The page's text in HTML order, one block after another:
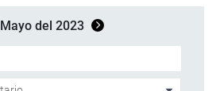
Mayo del 2023